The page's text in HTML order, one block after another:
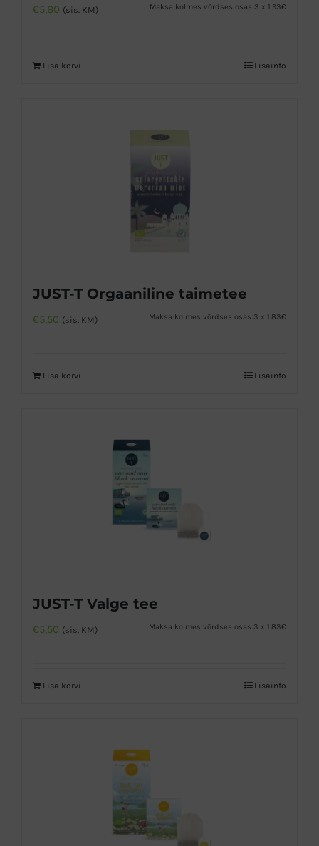
€5,80 (sis. KM) Maksa kolmes võrdses osas 3 x 1.93€
Lisa korvi Lisainfo
JUST-T Orgaaniline taimetee
€5,50 (sis. KM) Maksa kolmes võrdses osas 3 x 1.83€
Lisa korvi Lisainfo
JUST-T Valge tee
€5,50 (sis. KM) Maksa kolmes võrdses osas 3 x 1.83€
Lisa korvi Lisainfo